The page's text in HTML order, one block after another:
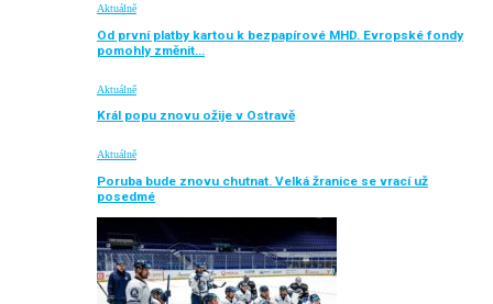
Aktuálně
Od první platby kartou k bezpapírové MHD. Evropské fondy
pomohly změnit…
Aktuálně
Král popu znovu ožije v Ostravě
Aktuálně
Poruba bude znovu chutnat. Velká žranice se vrací už
posedmé